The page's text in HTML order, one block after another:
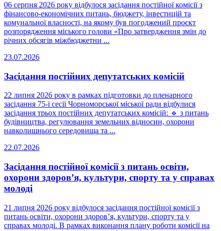
06 серпня 2026 року відбулося засідання постійної комісії з
фінансово-економічних питань, бюджету, інвестицій та
комунальної власності, на якому був погоджений проєкт
розпорядження міського голови «Про затвердження змін до
річних обсягів міжбюджетни ...
23.07.2026
Засідання постійних депутатських комісій
22 липня 2026 року в рамках підготовки до пленарного
засідання 75-ї сесії Чорноморської міської ради відбулися
засідання трьох постійних депутатських комісій: 🔹 з питань
будівництва, регулювання земельних відносин, охорони
навколишнього середовища та ...
22.07.2026
Засідання постійної комісії з питань освіти,
охорони здоров’я, культури, спорту та у справах
молоді
21 липня 2026 року відбулося засідання постійної комісії з
питань освіти, охорони здоров’я, культури, спорту та у
справах молоді. В рамках виконання плану роботи комісії на